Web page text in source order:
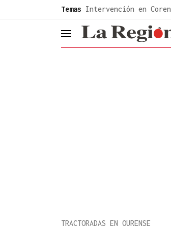
Temas Intervención en Coren
header.menu.open
TRACTORADAS EN OURENSE